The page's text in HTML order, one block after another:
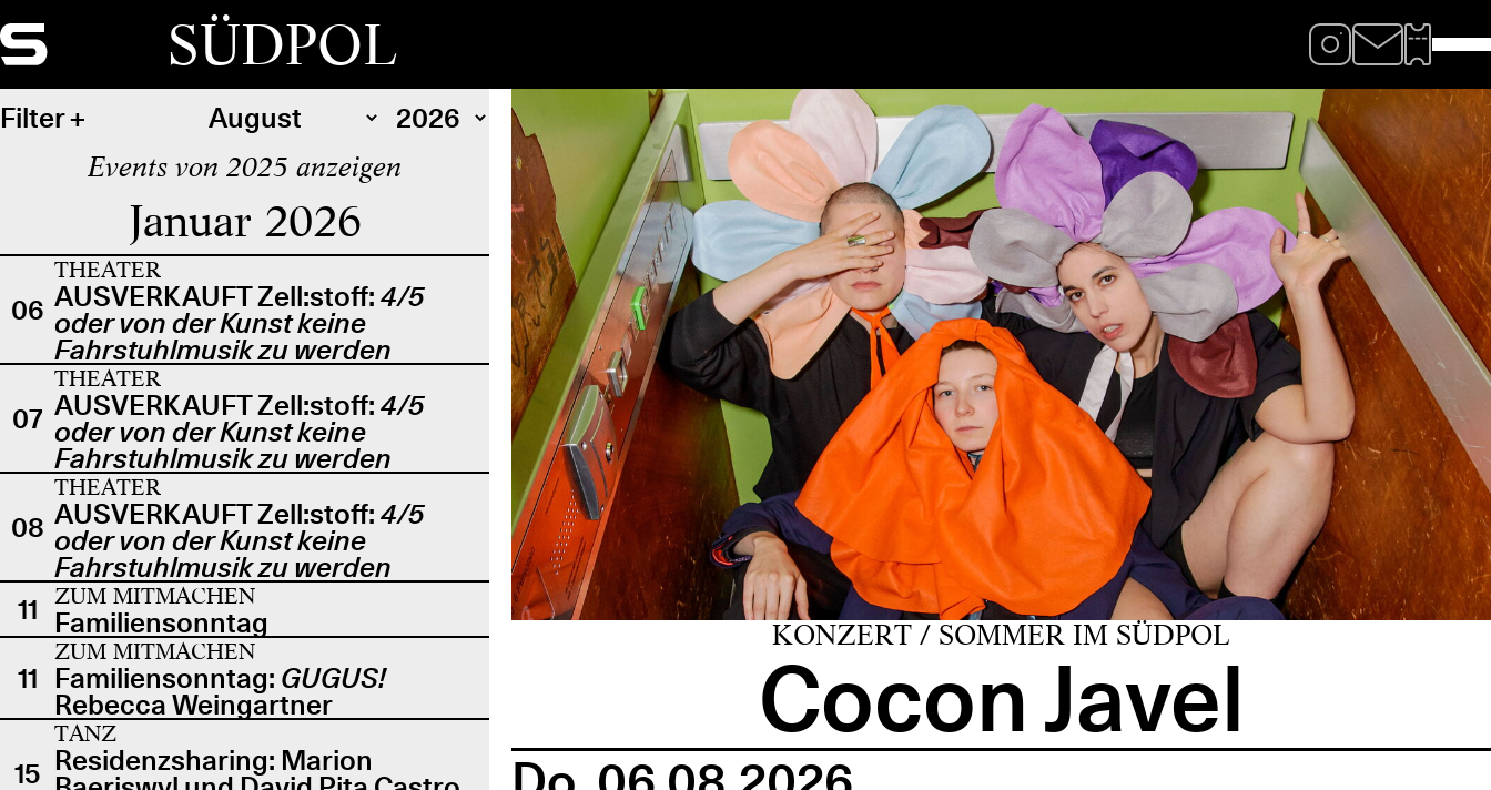
SÜDPOL
Filter
Events von 2025 anzeigen
Januar 2026
06
THEATER
AUSVERKAUFT Zell:stoff: 4/5
oder von der Kunst keine
Fahrstuhlmusik zu werden
07
THEATER
AUSVERKAUFT Zell:stoff: 4/5
oder von der Kunst keine
Fahrstuhlmusik zu werden
08
THEATER
AUSVERKAUFT Zell:stoff: 4/5
oder von der Kunst keine
Fahrstuhlmusik zu werden
11
ZUM MITMACHEN
Familiensonntag
11
ZUM MITMACHEN
Familiensonntag: GUGUS!
Rebecca Weingartner
15
TANZ
Residenzsharing: Marion
KONZERT / SOMMER IM SÜDPOL
Cocon Javel